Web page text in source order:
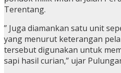
Terentang.
” Juga diamankan satu unit
yang menurut keterangan
tersebut digunakan untuk
sapi hasil curian,” ujar